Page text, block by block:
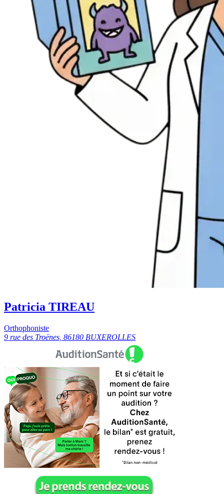
Patricia TIREAU
Orthophoniste
9 rue des Troënes, 86180 BUXEROLLES